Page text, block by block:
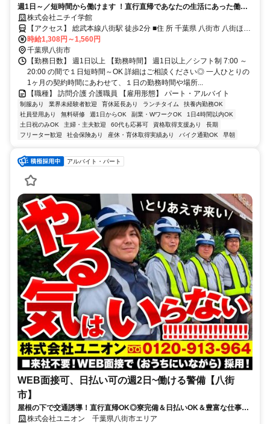
週1日～／短時間から働けます ！直行直帰であなたの生活にあった働き
方が魅力です。未経験の方も大歓迎！先輩社員が丁寧にサポートします
ので安心して働けます。 ご利用者様の在宅の生活 を支える訪問介護員
（ホームヘルパー）のお仕事です。
株式会社ニチイ学館
【アクセス】 総武本線八街駅 徒歩2分 ■住 所 千葉県 八街市 八街ほ
237三伸ﾋﾞﾙ2F ■アクセス 総武本線八街駅 徒歩2分
時給1,308円～1,560円
千葉県八街市
【勤務日数】 週1日以上 【勤務時間】 週1日以上／シフト制 7:00 ～
20:00 の間で１日短時間～OK 詳細はご相談ください◎ 一人ひとりの
1ヶ月の契約時間にあわせて、１日の勤務時間や場所...
【職種】 訪問介護 介護職員 【雇用形態】 パート・アルバイト
制服あり 業界未経験者歓迎 育休延長あり ランチタイム
扶養内勤務OK
社員登用あり
無料研修 週1日からOK 副業・WワークOK
1日4時間以内OK
土日祝のみOK
主婦・主夫歓迎 60代も応募可 資格取得支援あり
長期
フリーター歓迎
社会保険あり 産休・育休取得実績あり バイク通勤OK 早朝
アルバイト・パート
WEB面接可、日払い可の週2日~働ける警備【八街
市】
屋根の下で交通誘導！直行直帰OK◎寮完備＆日払いOK＆豊富な仕事量
★仕事が早く終わった時でも日給保証
株式会社ユニオン 千葉県八街市エリア